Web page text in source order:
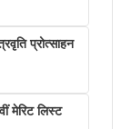
प्रोत्साहन
मेरिट लिस्ट